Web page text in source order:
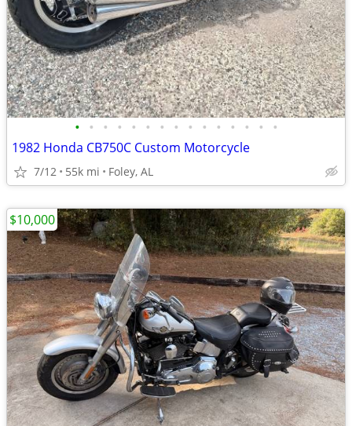
• • • • • • • • • • • • • • •
1982 Honda CB750C Custom Motorcycle
7/12 55k mi Foley, AL
$10,000